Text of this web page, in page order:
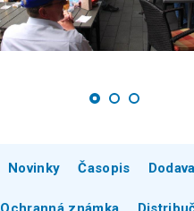
Novinky Časopis